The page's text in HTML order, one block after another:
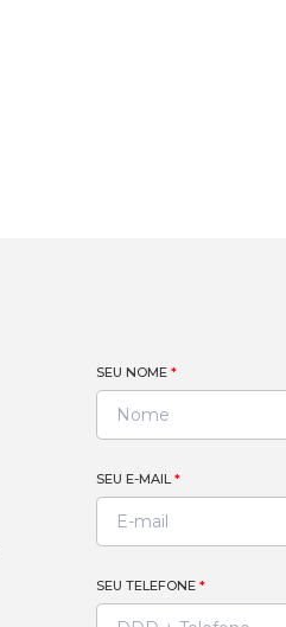
SEU NOME *
SEU E-MAIL *
SEU TELEFONE *